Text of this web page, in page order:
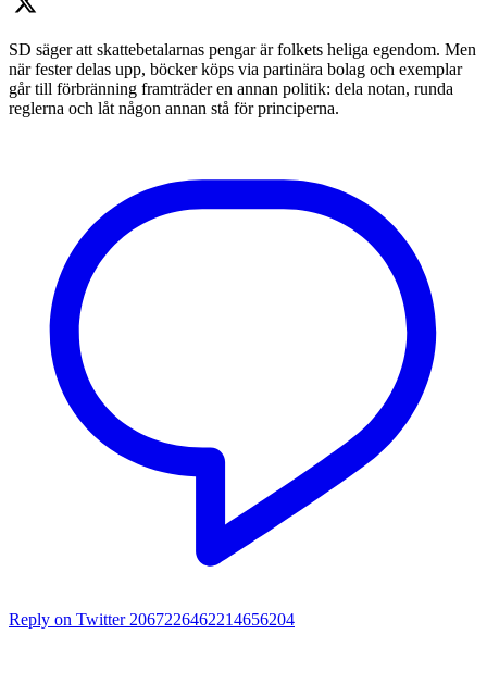
SD säger att skattebetalarnas pengar är folkets heliga egendom. Men
när fester delas upp, böcker köps via partinära bolag och exemplar
går till förbränning framträder en annan politik: dela notan, runda
reglerna och låt någon annan stå för principerna.
Reply on Twitter 2067226462214656204